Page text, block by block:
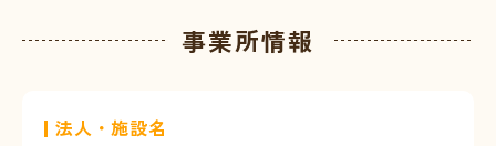
事業所情報
法人・施設名